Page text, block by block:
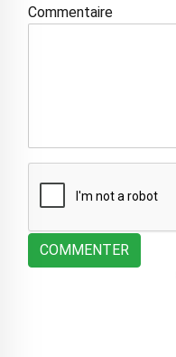
Commentaire
COMMENTER